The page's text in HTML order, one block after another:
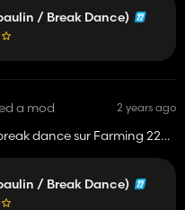
/ Break Dance)
a mod 2 years ago
dance sur Farming 22
/ Break Dance)